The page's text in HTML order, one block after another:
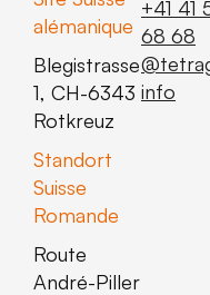
alémanique
Blegistrasse
1, CH-6343
Rotkreuz
Standort
Suisse
Romande
Route
André-Piller
+41 41
68 68
@
ofni